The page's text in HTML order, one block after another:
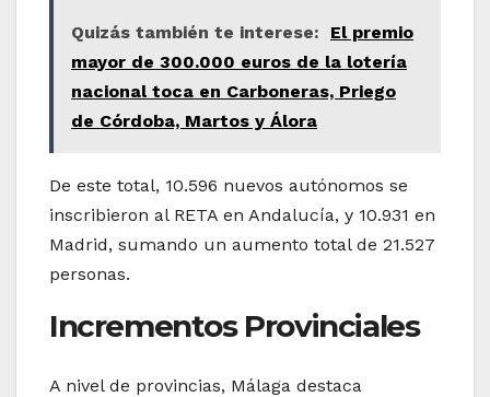
Quizás también te interese:
El premio
mayor de 300.000 euros de la lotería
nacional toca en Carboneras, Priego
de Córdoba, Martos y Álora
De este total, 10.596 nuevos autónomos se
inscribieron al RETA en Andalucía, y 10.931 en
Madrid, sumando un aumento total de 21.527
personas.
Incrementos Provinciales
A nivel de provincias, Málaga destaca